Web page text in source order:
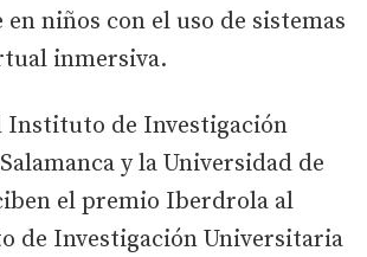
niños con el uso de sistemas
inmersiva.
Instituto de Investigación
y la Universidad de
el premio Iberdrola al
de Investigación Universitaria